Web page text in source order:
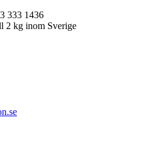
333 1436
2 kg inom Sverige